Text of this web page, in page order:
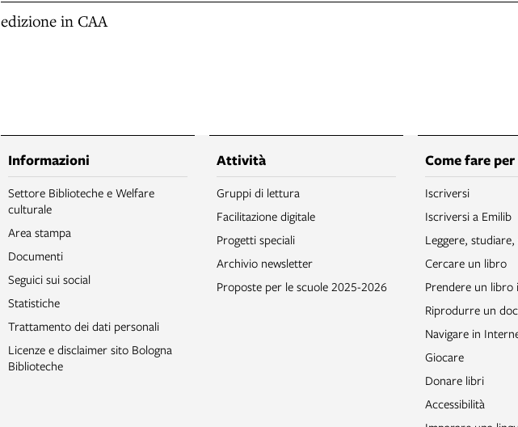
edizione in CAA
Informazioni
Settore Biblioteche e Welfare
culturale
Area stampa
Documenti
Seguici sui social
Statistiche
Trattamento dei dati personali
Licenze e disclaimer sito Bologna
Biblioteche
Attività
Gruppi di lettura
Facilitazione digitale
Progetti speciali
Archivio newsletter
Proposte per le scuole 2025-2026
Come fare per
Iscriversi
Iscriversi a Emilib
Leggere,
Cercare un libro
Prendere un libro
Riprodurre un
Navigare in
Giocare
Donare libri
Accessibilità